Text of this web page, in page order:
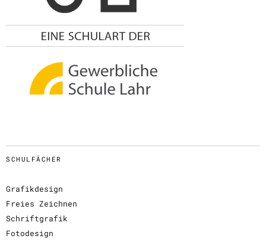
SCHULFÄCHER
Grafikdesign
Freies Zeichnen
Schriftgrafik
Fotodesign